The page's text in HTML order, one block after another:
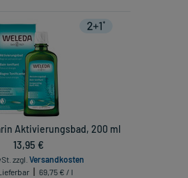
Aktivierungsbad, 200 ml
13,95 €
zzgl.Versandkosten
69,75 € / l